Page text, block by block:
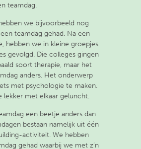
teamdag.
we bijvoorbeeld nog
teamdag gehad. Na een
hebben we in kleine groepjes
gevolgd. Die colleges gingen
soort therapie, maar het
anders. Het onderwerp
met psychologie te maken.
lekker met elkaar geluncht.
een beetje anders dan
bestaan namelijk uit één
activiteit. We hebben
gehad waarbij we met z’n